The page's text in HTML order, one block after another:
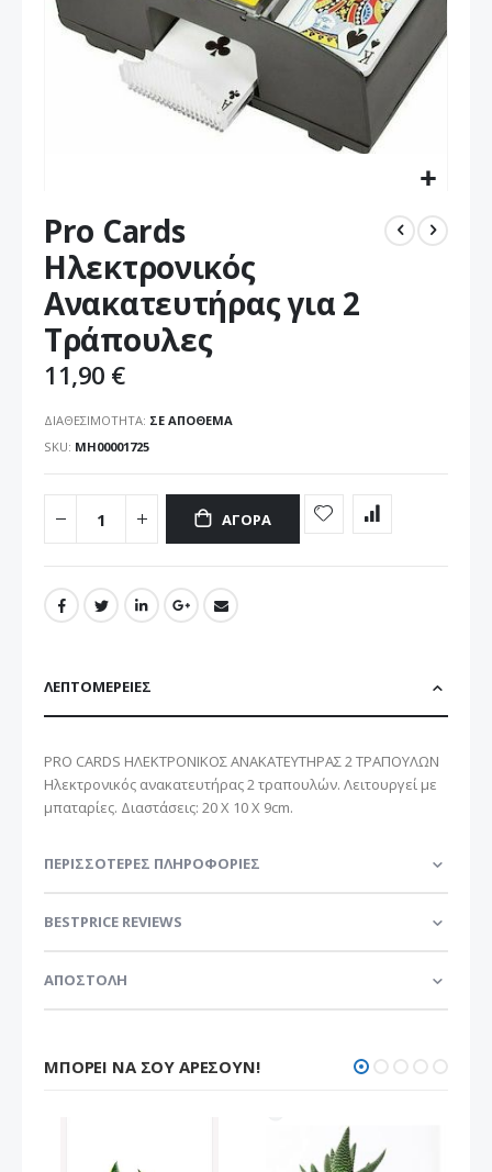
στην
αρχή
της
συλλογής
εικόνων
Pro Cards
Ηλεκτρονικός
Ανακατευτήρας για 2
Τράπουλες
11,90 €
ΔΙΑΘΕΣΙΜΌΤΗΤΑ: ΣΕ ΑΠΌΘΕΜΑ
SKU ΜΗ00001725
ΑΓΟΡΆ
ΛΕΠΤΟΜΈΡΕΙΕΣ
PRO CARDS ΗΛΕΚΤΡΟΝΙΚΟΣ ΑΝΑΚΑΤΕΥΤΗΡΑΣ 2 ΤΡΑΠΟΥΛΩΝ
Ηλεκτρονικός ανακατευτήρας 2 τραπουλών. Λειτουργεί με
μπαταρίες. Διαστάσεις: 20 Χ 10 Χ 9cm.
ΠΕΡΙΣΣΌΤΕΡΕΣ ΠΛΗΡΟΦΟΡΊΕΣ
BESTPRICE REVIEWS
ΑΠΟΣΤΟΛΗ
ΜΠΟΡΕΊ ΝΑ ΣΟΥ ΑΡΈΣΟΥΝ!